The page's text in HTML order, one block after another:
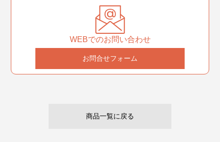
WEBでのお問い合わせ
お問合せフォーム
商品一覧に戻る